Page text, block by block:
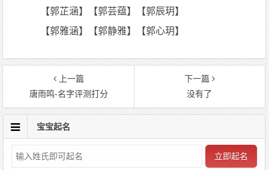
【郭芷涵】【郭芸蕴】【郭辰玥】
【郭雅涵】【郭静雅】【郭心玥】
上一篇
唐雨鸣-名字评测打分
下一篇
没有了
宝宝起名
立即起名